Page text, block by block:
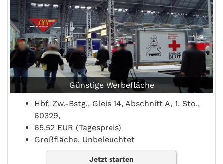
Günstige Werbefläche
Hbf, Zw.-Bstg., Gleis 14, Abschnitt A, 1. Sto.,
60329,
65,52 EUR (Tagespreis)
Großfläche, Unbeleuchtet
Jetzt starten